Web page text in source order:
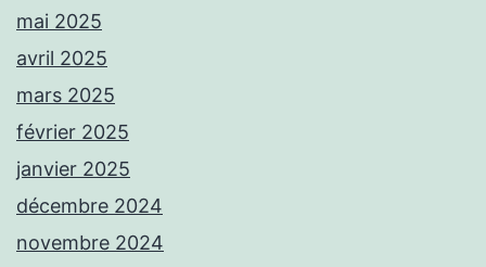
mai 2025
avril 2025
mars 2025
février 2025
janvier 2025
décembre 2024
novembre 2024